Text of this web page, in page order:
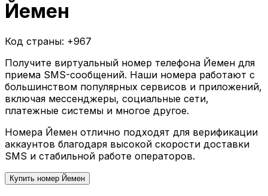
Йемен
Код страны: +967
Получите виртуальный номер телефона Йемен для
приема SMS-сообщений. Наши номера работают с
большинством популярных сервисов и приложений,
включая мессенджеры, социальные сети,
платежные системы и многое другое.
Номера Йемен отлично подходят для верификации
аккаунтов благодаря высокой скорости доставки
SMS и стабильной работе операторов.
Купить номер Йемен